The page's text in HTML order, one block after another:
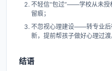
不轻信“包过”——学校从未授
留痕；
不忽视心理建设——转专业后
新，提前帮孩子做好心理过渡
结语